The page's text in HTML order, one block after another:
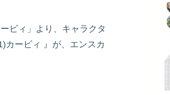
ビィ」より、キャラクタ
カービィ 』が、エンスカ